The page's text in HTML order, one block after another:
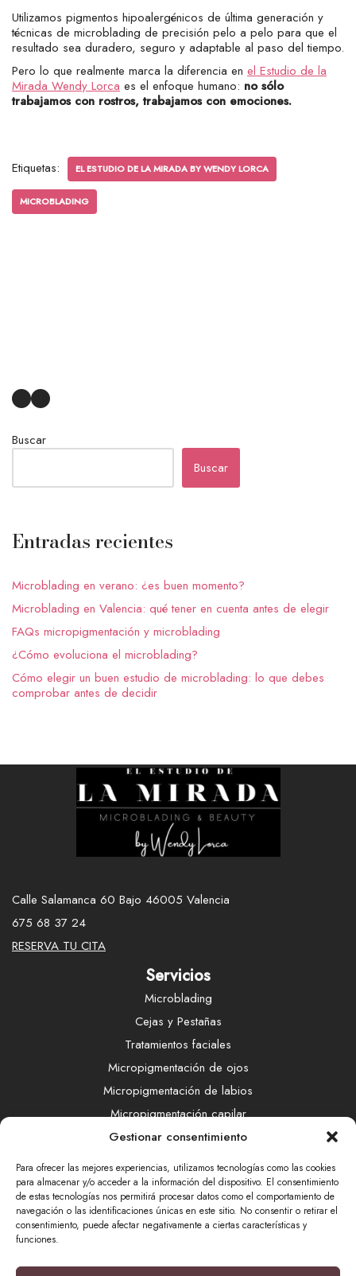
Gestionar consentimiento
Para ofrecer las mejores experiencias, utilizamos tecnologías como las cookies
para almacenar y/o acceder a la información del dispositivo. El consentimiento
de estas tecnologías nos permitirá procesar datos como el comportamiento de
navegación o las identificaciones únicas en este sitio. No consentir o retirar el
consentimiento, puede afectar negativamente a ciertas características y
funciones.
Utilizamos pigmentos hipoalergénicos de última generación y
técnicas de microblading de precisión pelo a pelo para que el
resultado sea duradero, seguro y adaptable al paso del tiempo.
Pero lo que realmente marca la diferencia en el Estudio de la
Mirada Wendy Lorca es el enfoque humano: no sólo
trabajamos con rostros, trabajamos con emociones.
Etiquetas: EL ESTUDIO DE LA MIRADA BY WENDY LORCA
MICROBLADING
Buscar
Buscar
Entradas recientes
Microblading en verano: ¿es buen momento?
Microblading en Valencia: qué tener en cuenta antes de elegir
FAQs micropigmentación y microblading
¿Cómo evoluciona el microblading?
Cómo elegir un buen estudio de microblading: lo que debes
comprobar antes de decidir
Calle Salamanca 60 Bajo 46005 Valencia
675 68 37 24
RESERVA TU CITA
Servicios
Microblading
Cejas y Pestañas
Tratamientos faciales
Micropigmentación de ojos
Micropigmentación de labios
Micropigmentación capilar
Método EDM
FaceGym
Radiofrecuencia Indiba
LÁSER SHR
Eliminación de micropigmentación